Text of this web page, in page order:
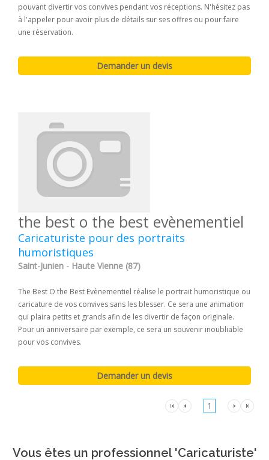
pouvant divertir vos convives pendant vos réceptions. N'hésitez pas
à l'appeler pour avoir plus de détails sur ses offres ou pour faire
une réservation.
the best o the best evènementiel
Caricaturiste pour des portraits
humoristiques
Saint-Junien - Haute Vienne (87)
The Best O the Best Evènementiel réalise le portrait humoristique ou
caricature de vos convives sans les blesser. Ce sera une animation
qui plaira petits et grands afin de les divertir de façon originale.
Pour un anniversaire par exemple, ce sera un souvenir inoubliable
pour vos convives.
1
Vous êtes un professionnel 'Caricaturiste'